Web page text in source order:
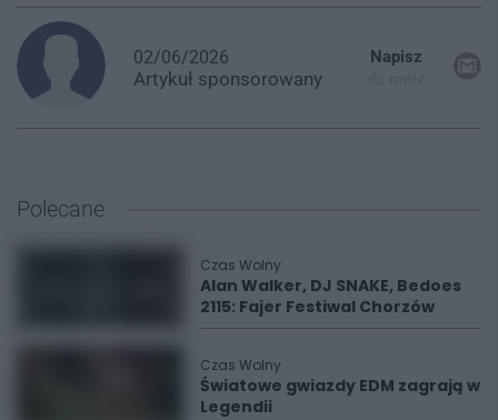
02/06/2026
Artykuł sponsorowany
Napisz
Polecane
Czas Wolny
Alan Walker, DJ SNAKE, Bedoes
2115: Fajer Festiwal Chorzów
Czas Wolny
Światowe gwiazdy EDM zagrają w
Legendii